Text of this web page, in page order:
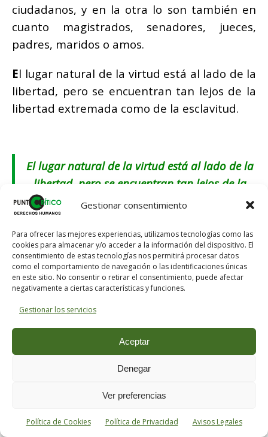
Gestionar consentimiento
Para ofrecer las mejores experiencias, utilizamos tecnologías como las
cookies para almacenar y/o acceder a la información del dispositivo. El
consentimiento de estas tecnologías nos permitirá procesar datos
como el comportamiento de navegación o las identificaciones únicas
en este sitio. No consentir o retirar el consentimiento, puede afectar
negativamente a ciertas características y funciones.
Gestionar los servicios
Aceptar
Denegar
Ver preferencias
Política de Cookies Política de Privacidad Avisos Legales
ciudadanos, y en la otra lo son también en
cuanto magistrados, senadores, jueces,
padres, maridos o amos.
El lugar natural de la virtud está al lado de la
libertad, pero se encuentran tan lejos de la
libertad extremada como de la esclavitud.
El lugar natural de la virtud está al lado de la
libertad, pero se encuentran tan lejos de la
libertad extremada como de la esclavitud.
Cuanto más parezca beneficiarse de su
libertad, más próximo está el momento en
que habrá de perderla